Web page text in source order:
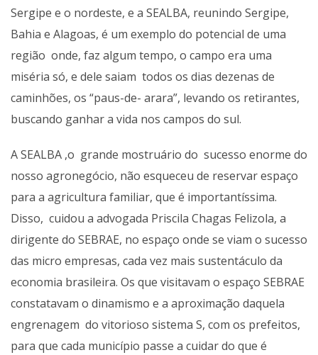
Sergipe e o nordeste, e a SEALBA, reunindo Sergipe,
Bahia e Alagoas, é um exemplo do potencial de uma
região onde, faz algum tempo, o campo era uma
miséria só, e dele saiam todos os dias dezenas de
caminhões, os “paus-de- arara”, levando os retirantes,
buscando ganhar a vida nos campos do sul.
A SEALBA ,o grande mostruário do sucesso enorme do
nosso agronegócio, não esqueceu de reservarespaço
para a agricultura familiar, que é importantíssima.
Disso, cuidou a advogada Priscila Chagas Felizola, a
dirigente do SEBRAE, no espaço onde se viam o sucesso
das micro empresas, cada vez mais sustentáculo da
economia brasileira. Os que visitavam o espaço SEBRAE
constatavam o dinamismo e a aproximação daquela
engrenagem do vitorioso sistema S, com os prefeitos,
para que cada município passe a cuidar do que é